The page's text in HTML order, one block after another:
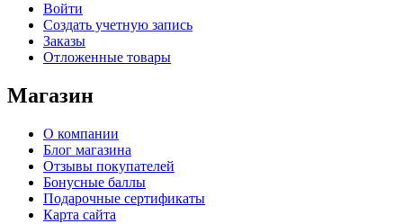
Войти
Создать учетную запись
Заказы
Отложенные товары
Магазин
О компании
Блог магазина
Отзывы покупателей
Бонусные баллы
Подарочные сертификаты
Карта сайта